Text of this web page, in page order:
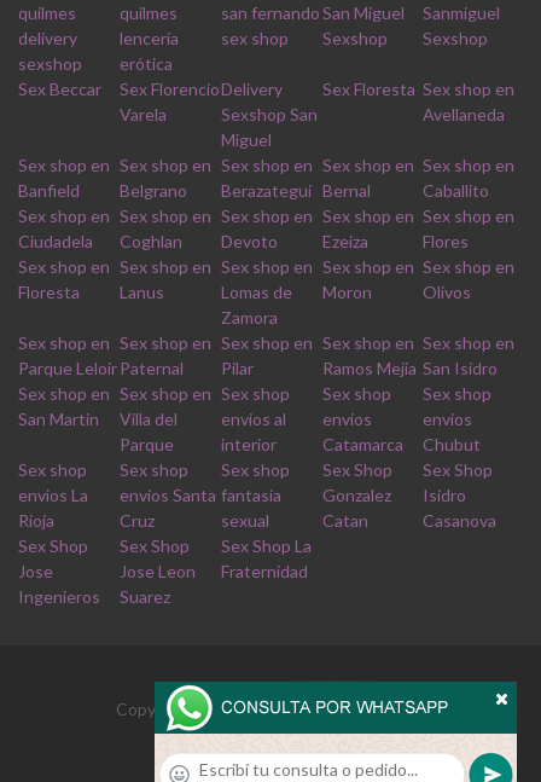
quilmes
delivery
sexshop
quilmes
lencería
erótica
san fernando
sex shop
San Miguel
Sexshop
Sanmiguel
Sexshop
Sex Beccar
Sex Florencio
Varela
Delivery
Sexshop San
Miguel
Sex Floresta Sex shop en
Avellaneda
Sex shop en
Banfield
Sex shop en
Belgrano
Sex shop en
Berazategui
Sex shop en
Bernal
Sex shop en
Caballito
Sex shop en
Ciudadela
Sex shop en
Coghlan
Sex shop en
Devoto
Sex shop en
Ezeiza
Sex shop en
Flores
Sex shop en
Floresta
Sex shop en
Lanus
Sex shop en
Lomas de
Zamora
Sex shop en
Moron
Sex shop en
Olivos
Sex shop en
Parque Leloir
Sex shop en
Paternal
Sex shop en
Pilar
Sex shop en
Ramos Mejia
Sex shop en
San Isidro
Sex shop en
San Martin
Sex shop en
Villa del
Parque
Sex shop
envios al
interior
Sex shop
envios
Catamarca
Sex shop
envios
Chubut
Sex shop
envios La
Rioja
Sex shop
envios Santa
Cruz
Sex shop
fantasia
sexual
Sex Shop
Gonzalez
Catan
Sex Shop
Isidro
Casanova
Sex Shop
Jose
Ingenieros
Sex Shop
Jose Leon
Suarez
Sex Shop La
Fraternidad
Copyrights © 2026 Derechos reservados
enviomontecastro.com.ar